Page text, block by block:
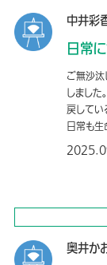
中井彩
日常
ご無沙汰
しました
戻してい
日常も
奥井か